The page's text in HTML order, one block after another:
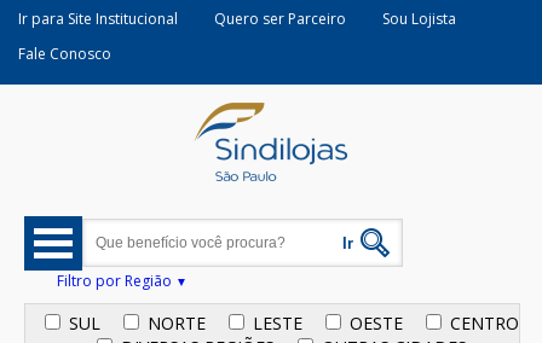
Ir para Site Institucional Quero ser Parceiro
Sou Lojista
Fale Conosco
Filtro por Região
SUL NORTE LESTE OESTE
CENTRO